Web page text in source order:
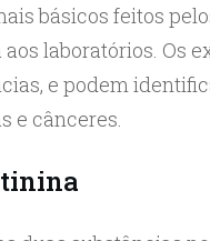
básicos feitos
aos laboratórios. Os
e podem
e cânceres.